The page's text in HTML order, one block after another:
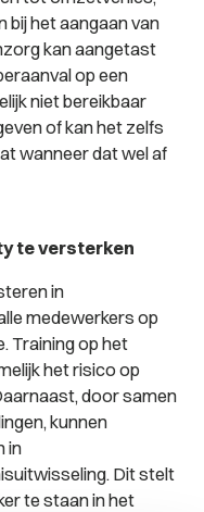
bij het aangaan van
kan aangetast
op een
niet bereikbaar
of kan het zelfs
wanneer dat wel af
te versterken
in
medewerkers op
Training op het
het risico op
door samen
kunnen
in
Dit stelt
te staan in het